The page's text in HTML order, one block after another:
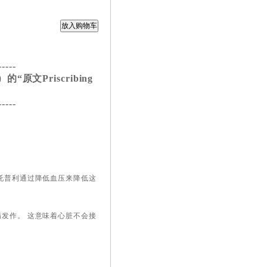
的“原文Priscribing
普利通过降低血压来降低这
作。 这意味着心脏不会接